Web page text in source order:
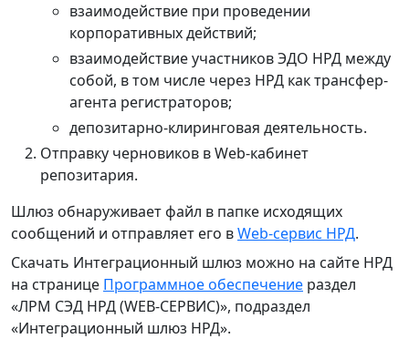
взаимодействие при проведении
корпоративных действий;
взаимодействие участников ЭДО НРД между
собой, в том числе через НРД как трансфер-
агента регистраторов;
депозитарно-клиринговая деятельность.
Отправку черновиков в Web-кабинет
репозитария.
Шлюз обнаруживает файл в папке исходящих
сообщений и отправляет его вWeb-сервис НРД.
Скачать Интеграционный шлюз можно на сайте НРД
на странице Программное обеспечение раздел
«ЛРМ СЭД НРД (WEB-СЕРВИС)», подраздел
«Интеграционный шлюз НРД».